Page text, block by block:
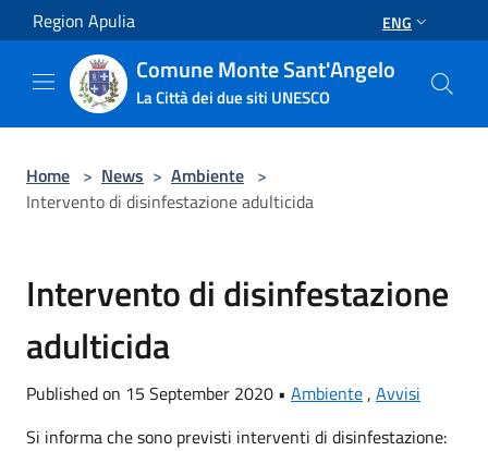
Salta al contenuto principale
Region Apulia ENG
Comune Monte Sant'Angelo
La Città dei due siti UNESCO
Home > News > Ambiente >
Intervento di disinfestazione adulticida
Intervento di disinfestazione
adulticida
Published on 15 September 2020 • Ambiente, Avvisi
Si informa che sono previsti interventi di disinfestazione: